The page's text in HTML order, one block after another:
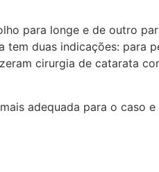
para longe e de outro
duas indicações: para
cirurgia de catarata
adequada para o caso